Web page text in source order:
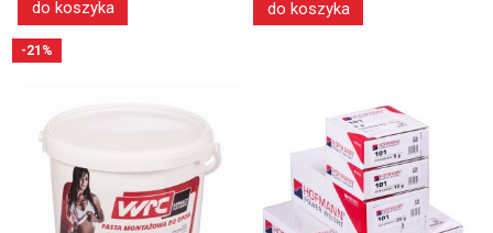
do koszyka do koszyka
-21%